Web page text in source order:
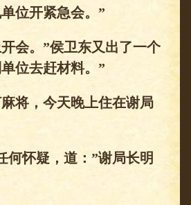
位开紧急会。”
会。”侯卫东又出了一个
位去赶材料。”
将，今天晚上住在谢局
何怀疑，道：”谢局长明